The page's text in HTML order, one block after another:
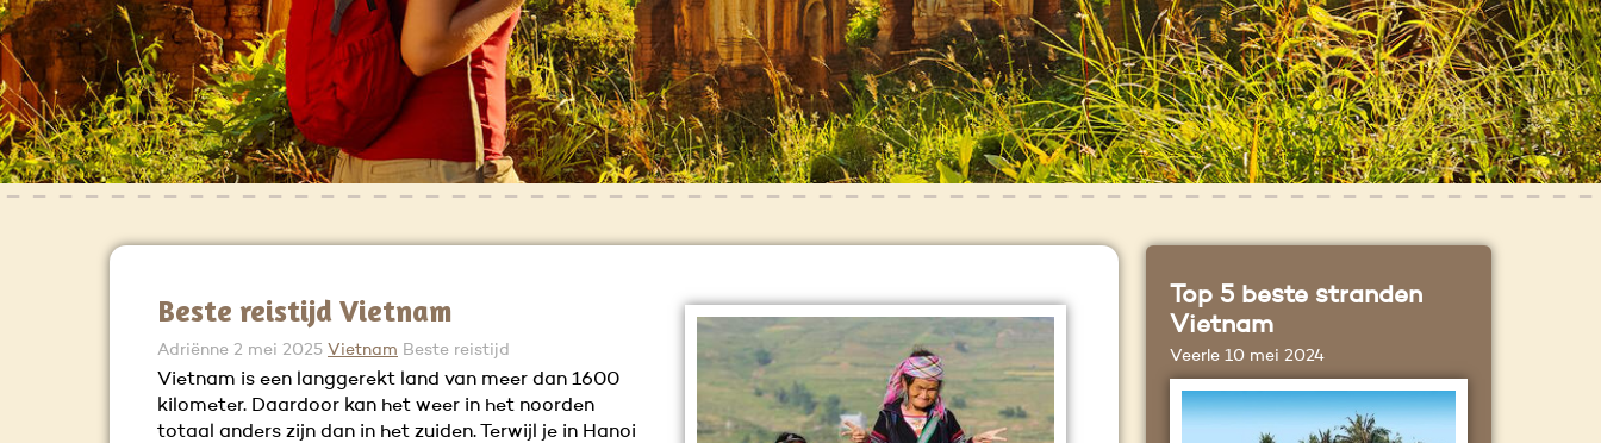
Beste reistijd Vietnam
Adriënne 2 mei 2025 Vietnam Beste reistijd
Vietnam is een langgerekt land van meer dan 1600
kilometer. Daardoor kan het weer in het noorden
totaal anders zijn dan in het zuiden. Terwijl je in Hanoi
Top 5 beste stranden
Vietnam
Veerle 10 mei 2024